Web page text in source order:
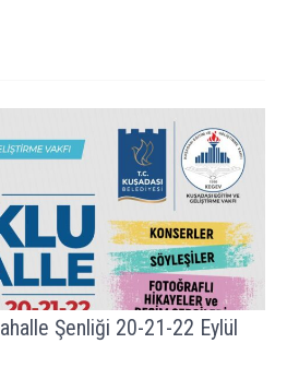
Şenliği 20-21-22 Eylül